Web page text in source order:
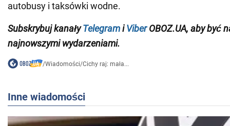
autobusy i taksówki wodne.
SubskrybujkanałyTelegramiViber OBOZ.UA, aby być
najnowszymi wydarzeniami.
/Wiadomości/Cichy raj: mała...
Inne wiadomości